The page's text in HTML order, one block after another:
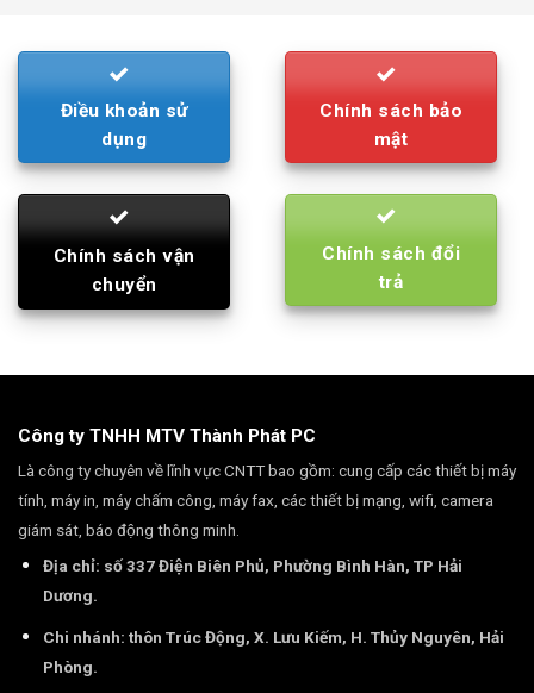
Điều khoản sử
dụng
Chính sách bảo
mật
Chính sách vận
chuyển
Chính sách đổi
trả
Công ty TNHH MTV Thành Phát PC
Là công ty chuyên về lĩnh vực CNTT bao gồm: cung cấp các thiết bị máy
tính, máy in, máy chấm công, máy fax, các thiết bị mạng, wifi, camera
giám sát, báo động thông minh.
Địa chỉ: số 337 Điện Biên Phủ, Phường Bình Hàn, TP Hải
Dương.
Chi nhánh: thôn Trúc Động, X. Lưu Kiếm, H. Thủy Nguyên, Hải
Phòng.